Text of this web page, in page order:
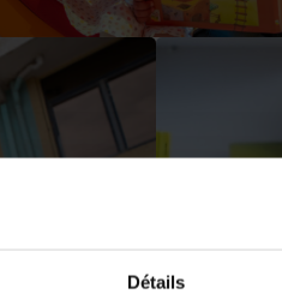
Détails